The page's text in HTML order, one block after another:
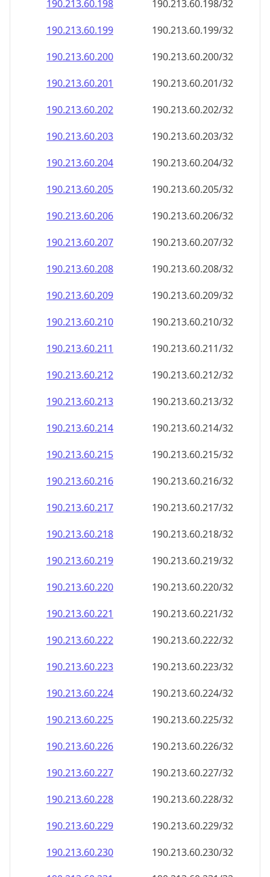
190.213.60.199
190.213.60.199/32
190.213.60.200
190.213.60.200/32
190.213.60.201
190.213.60.201/32
190.213.60.202
190.213.60.202/32
190.213.60.203
190.213.60.203/32
190.213.60.204
190.213.60.204/32
190.213.60.205
190.213.60.205/32
190.213.60.206
190.213.60.206/32
190.213.60.207
190.213.60.207/32
190.213.60.208
190.213.60.208/32
190.213.60.209
190.213.60.209/32
190.213.60.210
190.213.60.210/32
190.213.60.211
190.213.60.211/32
190.213.60.212
190.213.60.212/32
190.213.60.213
190.213.60.213/32
190.213.60.214
190.213.60.214/32
190.213.60.215
190.213.60.215/32
190.213.60.216
190.213.60.216/32
190.213.60.217
190.213.60.217/32
190.213.60.218
190.213.60.218/32
190.213.60.219
190.213.60.219/32
190.213.60.220
190.213.60.220/32
190.213.60.221
190.213.60.221/32
190.213.60.222
190.213.60.222/32
190.213.60.223
190.213.60.223/32
190.213.60.224
190.213.60.224/32
190.213.60.225
190.213.60.225/32
190.213.60.226
190.213.60.226/32
190.213.60.227
190.213.60.227/32
190.213.60.228
190.213.60.228/32
190.213.60.229
190.213.60.229/32
190.213.60.230
190.213.60.230/32
190.213.60.231
190.213.60.231/32